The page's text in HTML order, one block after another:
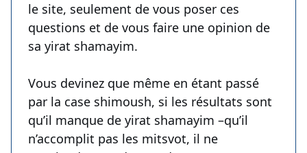
le site, seulement de vous poser ces
questions et de vous faire une opinion de
sa yirat shamayim.
Vous devinez que même en étant passé
par la case shimoush, si les résultats sont
qu’il manque de yirat shamayim –qu’il
n’accomplit pas les mitsvot, il ne